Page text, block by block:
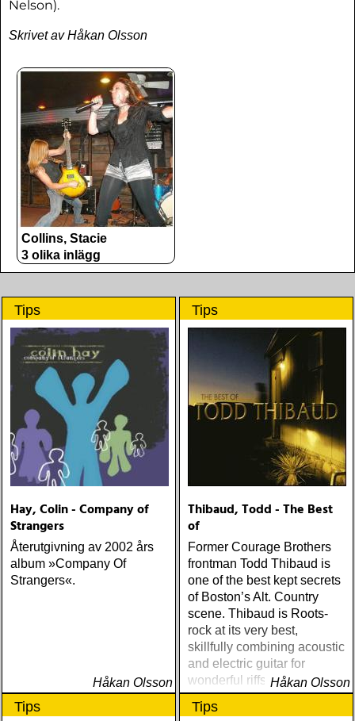
Nelson).
Skrivet av Håkan Olsson
Collins, Stacie
3 olika inlägg
Tips
Hay, Colin - Company of
Strangers
Återutgivning av 2002 års
album »Company Of
Strangers«.
Håkan Olsson
Tips
Thibaud, Todd - The Best
of
Former Courage Brothers
frontman Todd Thibaud is
one of the best kept secrets
of Boston’s Alt. Country
scene. Thibaud is Roots-
rock at its very best,
skillfully combining acoustic
and electric guitar for
wonderful riffs that will keep
your feet tapping and your
head nodding
Håkan Olsson
Tips Tips